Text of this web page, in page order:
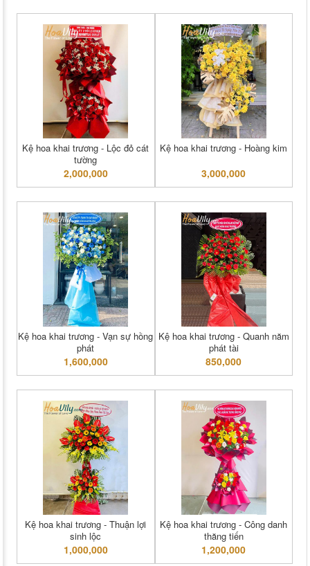
Kệ hoa khai trương - Lộc đỏ cát
tường
2,000,000
Kệ hoa khai trương - Hoàng kim
3,000,000
Kệ hoa khai trương - Vạn sự hồng
phát
1,600,000
Kệ hoa khai trương - Quanh năm
phát tài
850,000
Kệ hoa khai trương - Thuận lợi
sinh lộc
1,000,000
Kệ hoa khai trương - Công danh
thăng tiến
1,200,000